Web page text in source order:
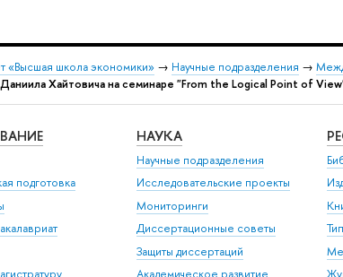
«Высшая школа экономики» → Научные подразделения →
Хайтовича на семинаре "From the Logical Point of
подготовка
НАУКА
Научные подразделения
Исследовательские проекты
Мониторинги
Диссертационные советы
Защиты диссертаций
Академическое развитие